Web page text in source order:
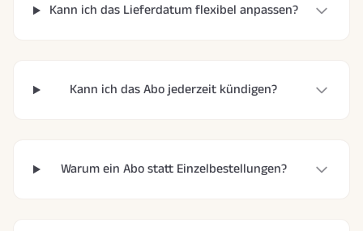
Kann ich das Lieferdatum flexibel anpassen?
Kann ich das Abo jederzeit kündigen?
Warum ein Abo statt Einzelbestellungen?